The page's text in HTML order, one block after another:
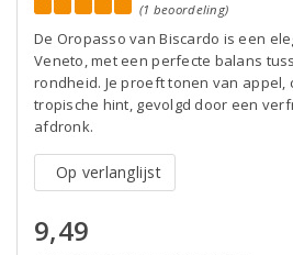
(1 beoordeling)
De Oropasso van Biscardo is een
Veneto, met een perfecte balans
rondheid. Je proeft tonen van appel,
tropische hint, gevolgd door een
afdronk.
Op verlanglijst
9,49